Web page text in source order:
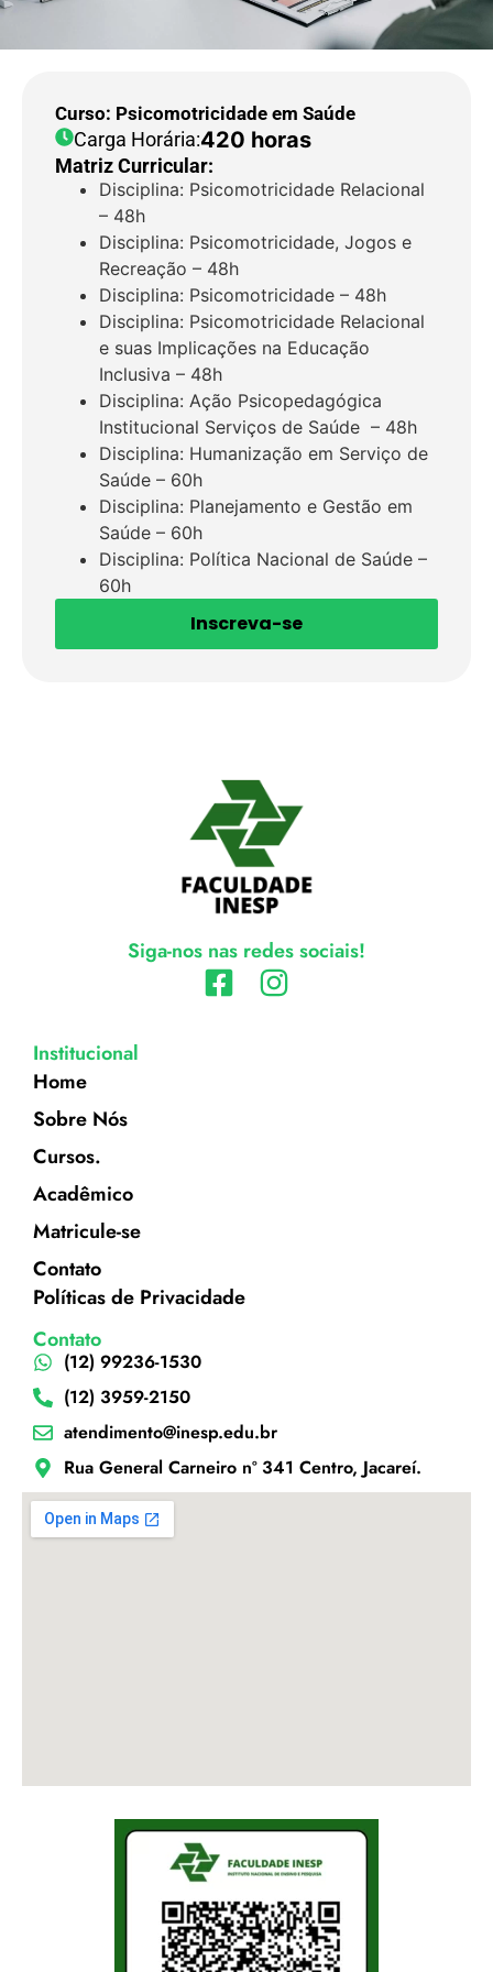
Curso: Psicomotricidade em Saúde
Carga Horária:420 horas
Matriz Curricular:
Disciplina: Psicomotricidade Relacional
– 48h
Disciplina: Psicomotricidade, Jogos e
Recreação – 48h
Disciplina: Psicomotricidade – 48h
Disciplina: Psicomotricidade Relacional
e suas Implicações na Educação
Inclusiva – 48h
Disciplina: Ação Psicopedagógica
Institucional Serviços de Saúde – 48h
Disciplina: Humanização em Serviço de
Saúde – 60h
Disciplina: Planejamento e Gestão em
Saúde – 60h
Disciplina: Política Nacional de Saúde –
60h
Inscreva-se
Siga-nos nas redes sociais!
Institucional
Home
Sobre Nós
Cursos.
Acadêmico
Matricule-se
Contato
Políticas de Privacidade
Contato
(12) 99236-1530
(12) 3959-2150
atendimento@inesp.edu.br
Rua General Carneiro nº 341 Centro, Jacareí.